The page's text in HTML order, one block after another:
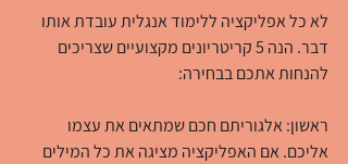
לא כל אפליקציה ללימוד אנגלית עובדת אותו
דבר. הנה 5 קריטריונים מקצועיים שצריכים
להנחות אתכם בבחירה:
ראשון: אלגוריתם חכם שמתאים את עצמו
אליכם. אם האפליקציה מציגה את כל המילים